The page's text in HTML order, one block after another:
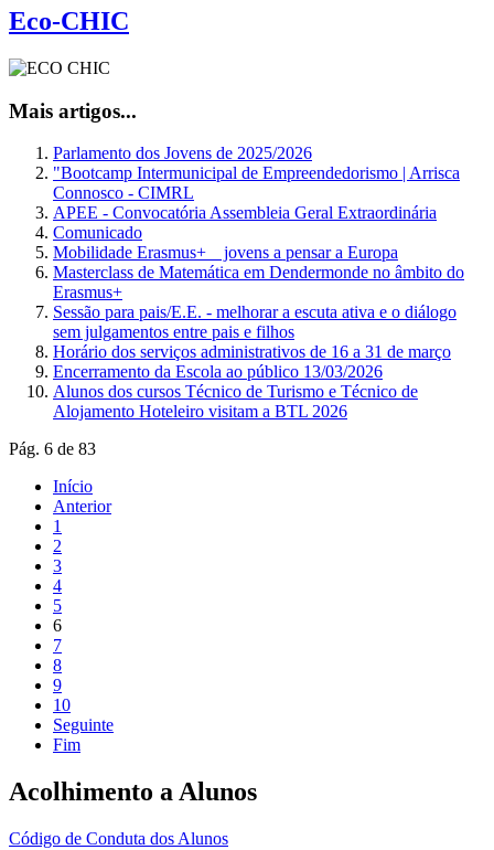
Eco-CHIC
Mais artigos...
Parlamento dos Jovens de 2025/2026
"Bootcamp Intermunicipal de Empreendedorismo | Arrisca
Connosco - CIMRL
APEE - Convocatória Assembleia Geral Extraordinária
Comunicado
Mobilidade Erasmus+ _ jovens a pensar a Europa
Masterclass de Matemática em Dendermonde no âmbito do
Erasmus+
Sessão para pais/E.E. - melhorar a escuta ativa e o diálogo
sem julgamentos entre pais e filhos
Horário dos serviços administrativos de 16 a 31 de março
Encerramento da Escola ao público 13/03/2026
Alunos dos cursos Técnico de Turismo e Técnico de
Alojamento Hoteleiro visitam a BTL 2026
Pág. 6 de 83
Início
Anterior
1
2
3
4
5
6
7
8
9
10
Seguinte
Fim
Acolhimento a Alunos
Código de Conduta dos Alunos